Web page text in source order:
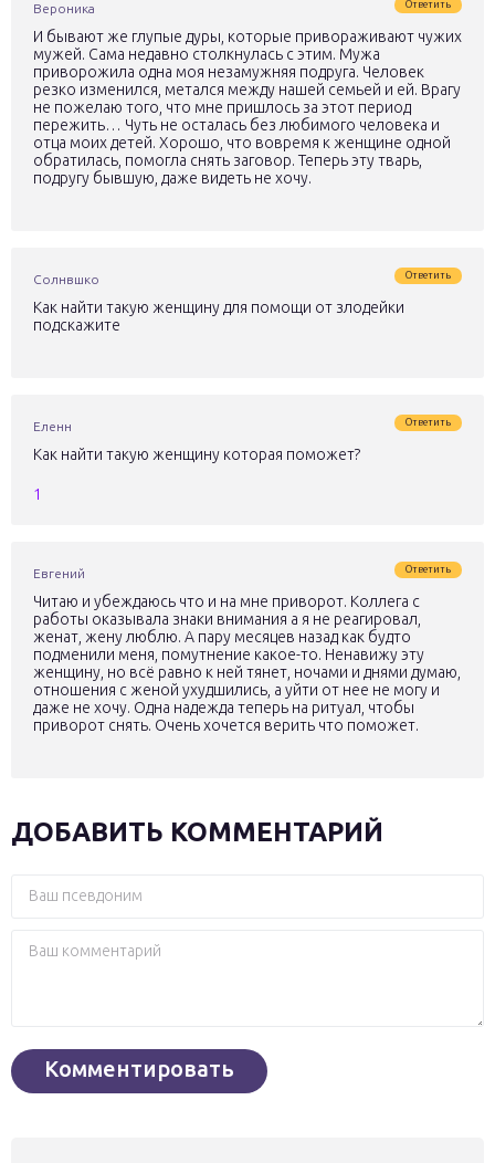
Вероника Ответить
И бывают же глупые дуры, которые привораживают чужих
мужей. Сама недавно столкнулась с этим. Мужа
приворожила одна моя незамужняя подруга. Человек
резко изменился, метался между нашей семьей и ей. Врагу
не пожелаю того, что мне пришлось за этот период
пережить… Чуть не осталась без любимого человека и
отца моих детей. Хорошо, что вовремя к женщине одной
обратилась, помогла снять заговор. Теперь эту тварь,
подругу бывшую, даже видеть не хочу.
Солнвшко Ответить
Как найти такую женщину для помощи от злодейки
подскажите
Еленн Ответить
Как найти такую женщину которая поможет?
1
Евгений Ответить
Читаю и убеждаюсь что и на мне приворот. Коллега с
работы оказывала знаки внимания а я не реагировал,
женат, жену люблю. А пару месяцев назад как будто
подменили меня, помутнение какое-то. Ненавижу эту
женщину, но всё равно к ней тянет, ночами и днями думаю,
отношения с женой ухудшились, а уйти от нее не могу и
даже не хочу. Одна надежда теперь на ритуал, чтобы
приворот снять. Очень хочется верить что поможет.
ДОБАВИТЬ КОММЕНТАРИЙ